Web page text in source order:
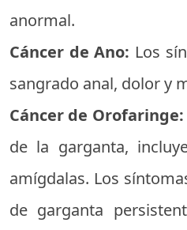
anormal.
Cáncer de Ano: Los
sangrado anal, dolor y
Cáncer de Orofaringe:
de la garganta,
amígdalas. Los
de garganta